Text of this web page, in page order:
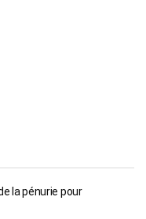
la pénurie pour